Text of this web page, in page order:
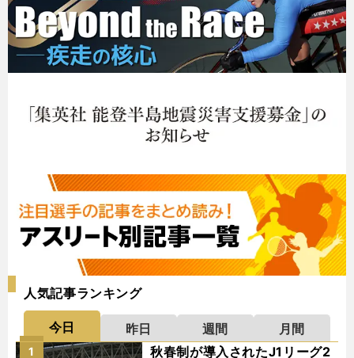
人気記事ランキング
今日 昨日 週間
月間
秋春制が導入されたJ1リーグ2
1